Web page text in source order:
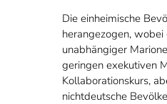
Die einheimische
herangezogen,
unabhängiger
geringen exekutiven
Kollaborationskurs,
nichtdeutsche